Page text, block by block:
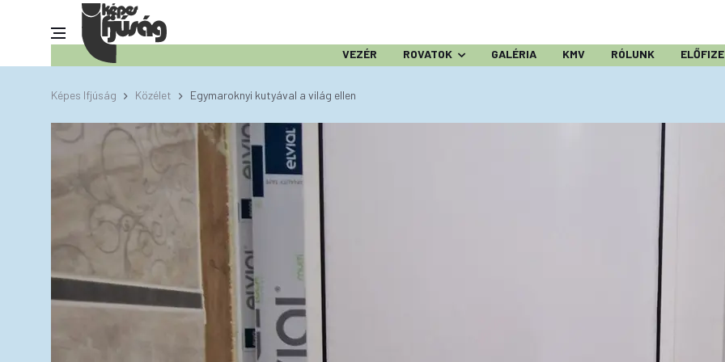
VEZÉR ROVATOK GALÉRIA KMV RÓLUNK
Képes Ifjúság Közélet Egymaroknyi kutyával a világ ellen